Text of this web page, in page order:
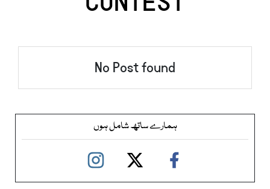
No Post found
ہمارے ساتھ شامل ہوں